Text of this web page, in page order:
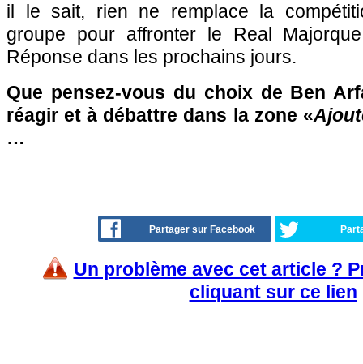
il le sait, rien ne remplace la
groupe pour affronter le Real
Réponse dans les prochains jours.
Que pensez-vous du choix de Ben
réagir et à débattre dans la zone «
…
Partager sur Facebook
Un problème avec cet article ?
cliquant sur ce lien